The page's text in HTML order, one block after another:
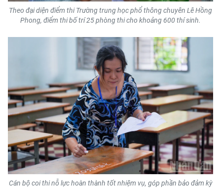
Theo đại diện điểm thi Trường trung học phổ thông chuyên Lê Hồng
Phong, điểm thi bố trí 25 phòng thi cho khoảng 600 thí sinh.
Cán bộ coi thi nỗ lực hoàn thành tốt nhiệm vụ, góp phần bảo đảm kỳ